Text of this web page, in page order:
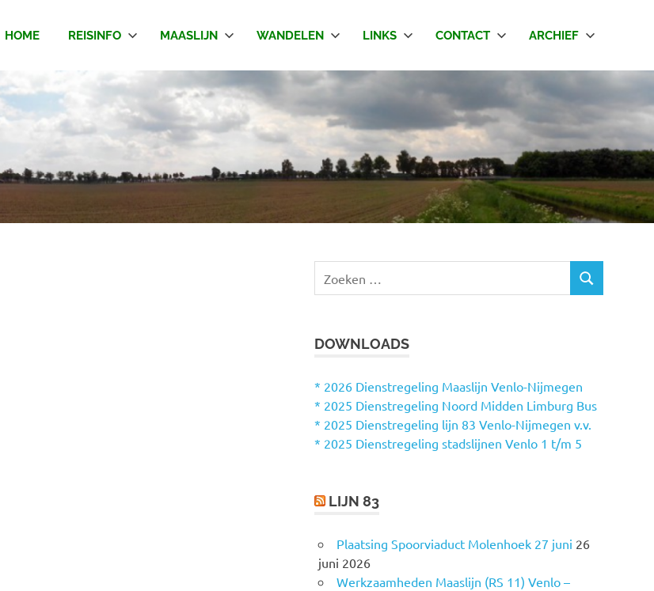
HOME REISINFO MAASLIJN WANDELEN LINKS CONTACT ARCHIEF
e
n
a
a
r
Z
DOWNLOADS
* 2026 Dienstregeling Maaslijn Venlo-Nijmegen
* 2025 Dienstregeling Noord Midden Limburg Bus
* 2025 Dienstregeling lijn 83 Venlo-Nijmegen v.v.
* 2025 Dienstregeling stadslijnen Venlo 1 t/m 5
LIJN 83
Plaatsing Spoorviaduct Molenhoek 27 juni 26
juni 2026
Werkzaamheden Maaslijn (RS 11) Venlo –